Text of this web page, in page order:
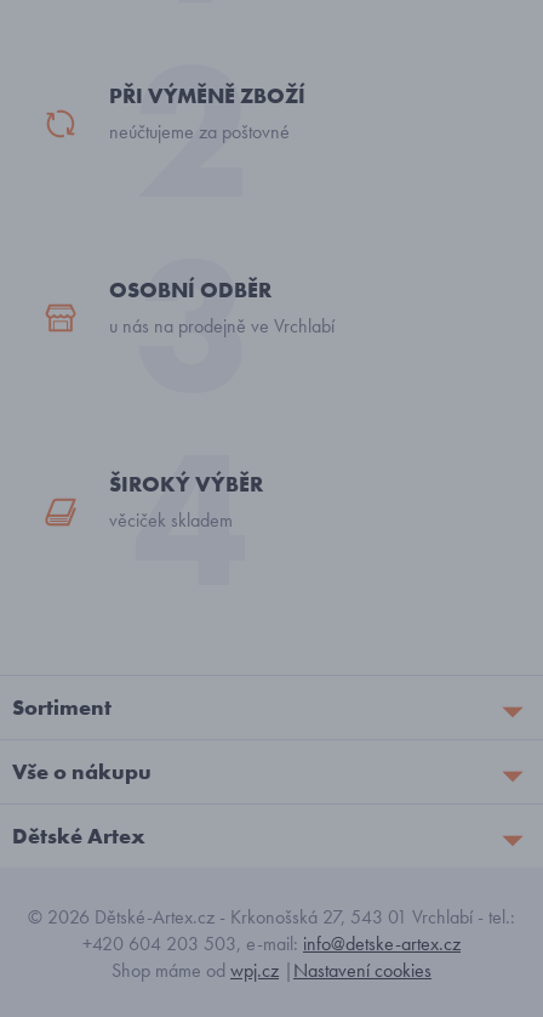
PŘI VÝMĚNĚ ZBOŽÍ
neúčtujeme za poštovné
OSOBNÍ ODBĚR
u nás na prodejně ve Vrchlabí
ŠIROKÝ VÝBĚR
věciček skladem
Sortiment
Vše o nákupu
Dětské Artex
© 2026 Dětské-Artex.cz - Krkonošská 27, 543 01 Vrchlabí - tel.:
+420 604 203 503, e-mail: info@detske-artex.cz
Shop máme od wpj.cz |Nastavení cookies